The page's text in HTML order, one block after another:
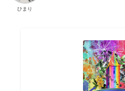
ひまり